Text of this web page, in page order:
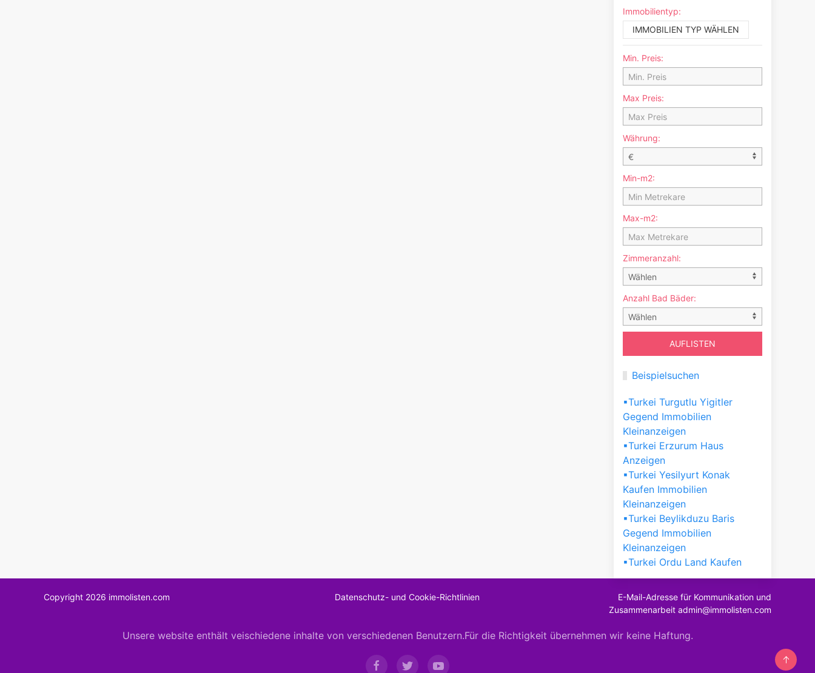
Immobilientyp:
IMMOBILIEN TYP WÄHLEN
Min. Preis:
Max Preis:
Währung:
Min-m2:
Max-m2:
Zimmeranzahl:
Anzahl Bad Bäder:
Beispielsuchen
▪Turkei Turgutlu Yigitler
Gegend Immobilien
Kleinanzeigen
▪Turkei Erzurum Haus
Anzeigen
▪Turkei Yesilyurt Konak
Kaufen Immobilien
Kleinanzeigen
▪Turkei Beylikduzu Baris
Gegend Immobilien
Kleinanzeigen
▪Turkei Ordu Land Kaufen
Copyright 2026 immolisten.com Datenschutz- und Cookie-Richtlinien
E-Mail-Adresse für Kommunikation und
Zusammenarbeit admin@immolisten.com
Unsere website enthält veischiedene inhalte von verschiedenen Benutzern.Für die Richtigkeit übernehmen wir keine Haftung.